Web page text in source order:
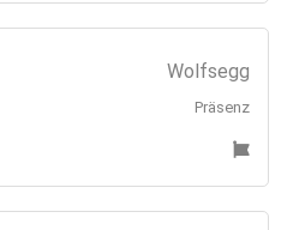
Wolfsegg
Präsenz